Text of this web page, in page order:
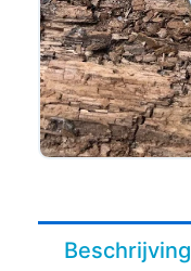
Beschrijving